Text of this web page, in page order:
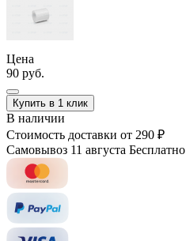
Цена
90 руб.
Купить в 1 клик
В наличии
Стоимость доставки от 290 ₽
Самовывоз 11 августа Бесплатно